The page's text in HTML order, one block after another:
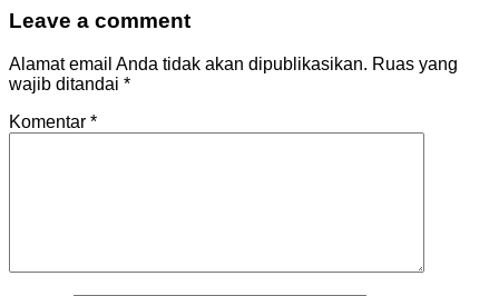
Leave a comment
Alamat email Anda tidak akan dipublikasikan. Ruas yang
wajib ditandai *
Komentar *